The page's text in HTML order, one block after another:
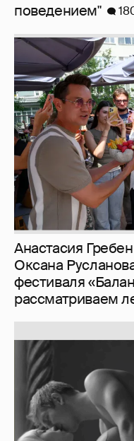
Анастасия
Оксана
фестиваля
рассматриваем
Softporn